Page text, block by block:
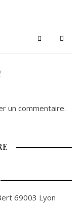
un commentaire.
69003 Lyon